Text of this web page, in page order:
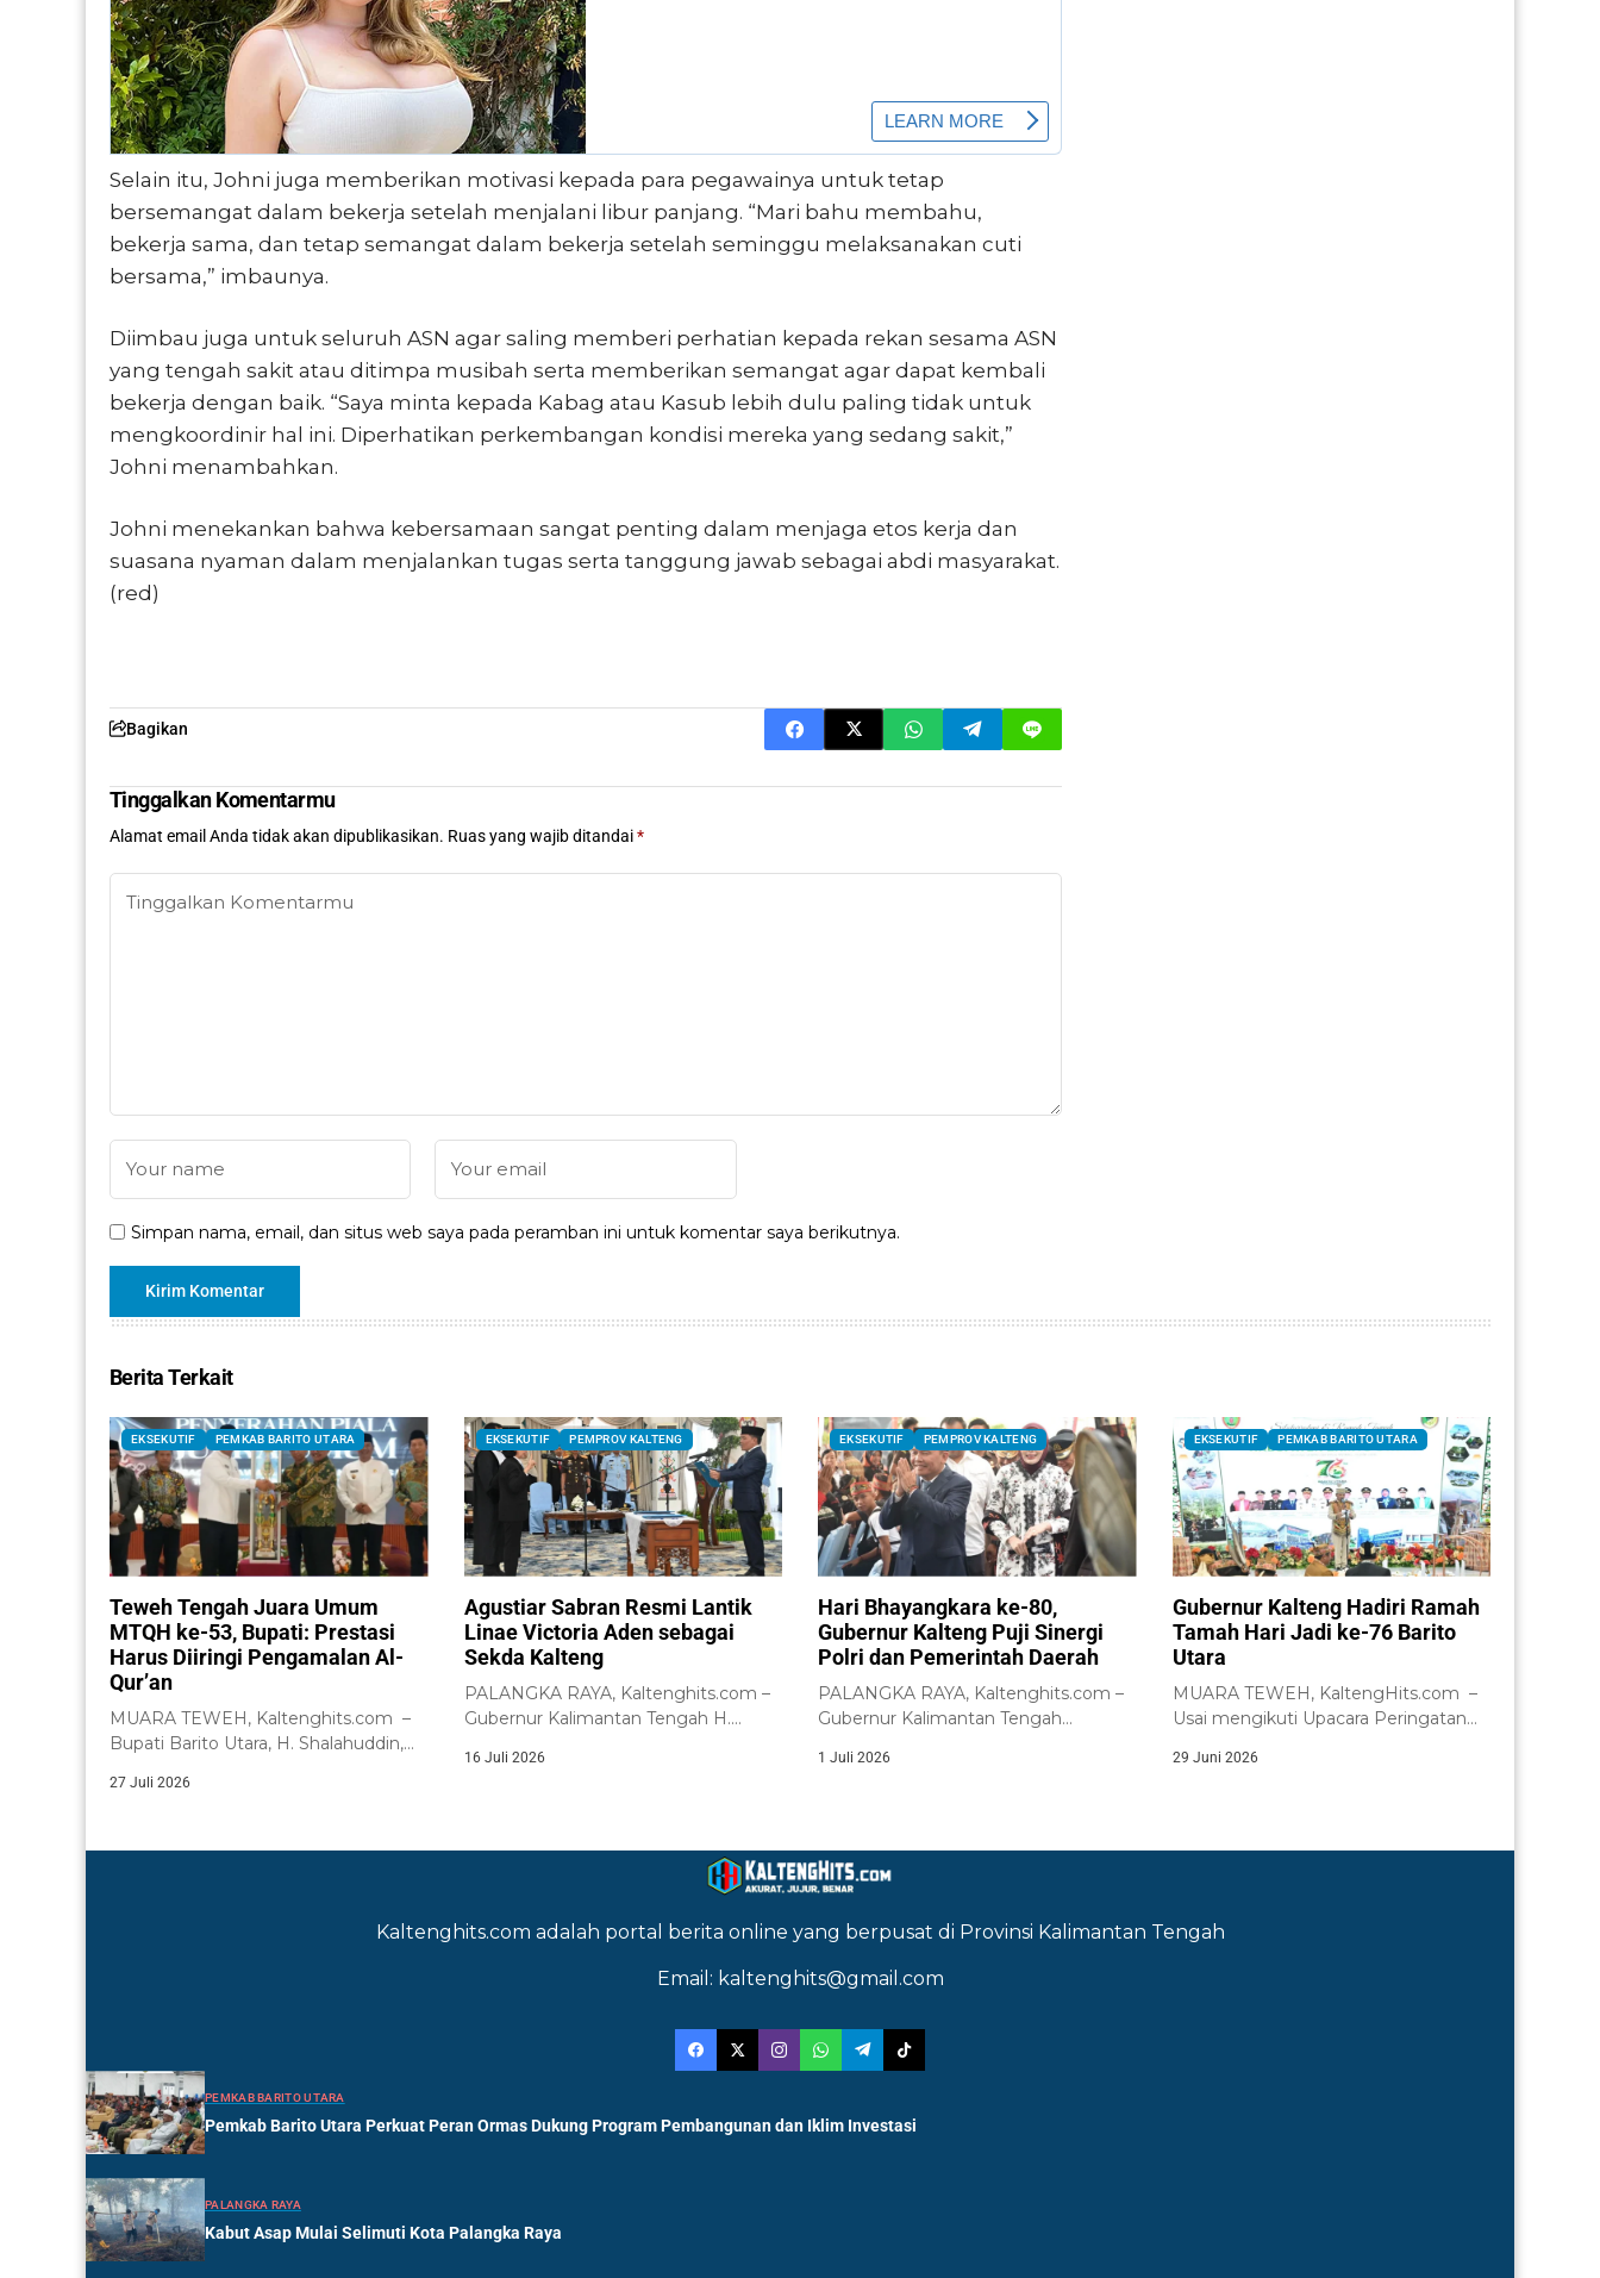
Selain itu, Johni juga memberikan motivasi kepada para pegawainya untuk tetap
bersemangat dalam bekerja setelah menjalani libur panjang. “Mari bahu membahu,
bekerja sama, dan tetap semangat dalam bekerja setelah seminggu melaksanakan cuti
bersama,” imbaunya.
Diimbau juga untuk seluruh ASN agar saling memberi perhatian kepada rekan sesama ASN
yang tengah sakit atau ditimpa musibah serta memberikan semangat agar dapat kembali
bekerja dengan baik. “Saya minta kepada Kabag atau Kasub lebih dulu paling tidak untuk
mengkoordinir hal ini. Diperhatikan perkembangan kondisi mereka yang sedang sakit,”
Johni menambahkan.
Johni menekankan bahwa kebersamaan sangat penting dalam menjaga etos kerja dan
suasana nyaman dalam menjalankan tugas serta tanggung jawab sebagai abdi masyarakat.
(red)
Bagikan
Tinggalkan Komentarmu
Alamat email Anda tidak akan dipublikasikan. Ruas yang wajib ditandai*
Simpan nama, email, dan situs web saya pada peramban ini untuk komentar saya berikutnya.
Berita Terkait
EKSEKUTIF PEMKAB BARITO UTARA
Teweh Tengah Juara Umum
MTQH ke-53, Bupati: Prestasi
Harus Diiringi Pengamalan Al-
Qur’an
MUARA TEWEH, Kaltenghits.com –
Bupati Barito Utara, H. Shalahuddin,
27 Juli 2026
EKSEKUTIF PEMPROV KALTENG
Agustiar Sabran Resmi Lantik
Linae Victoria Aden sebagai
Sekda Kalteng
PALANGKA RAYA, Kaltenghits.com –
Gubernur Kalimantan Tengah H.
16 Juli 2026
EKSEKUTIF PEMPROV KALTENG
Hari Bhayangkara ke-80,
Gubernur Kalteng Puji Sinergi
Polri dan Pemerintah Daerah
PALANGKA RAYA, Kaltenghits.com –
Gubernur Kalimantan Tengah
1 Juli 2026
EKSEKUTIF PEMKAB BARITO UTARA
Gubernur Kalteng Hadiri Ramah
Tamah Hari Jadi ke-76 Barito
Utara
MUARA TEWEH, KaltengHits.com –
Usai mengikuti Upacara Peringatan
29 Juni 2026
Kaltenghits.com adalah portal berita online yang berpusat di Provinsi Kalimantan Tengah
Email: kaltenghits@gmail.com
PEMKAB BARITO UTARA
Pemkab Barito Utara Perkuat Peran Ormas Dukung Program Pembangunan dan Iklim Investasi
PALANGKA RAYA
Kabut Asap Mulai Selimuti Kota Palangka Raya